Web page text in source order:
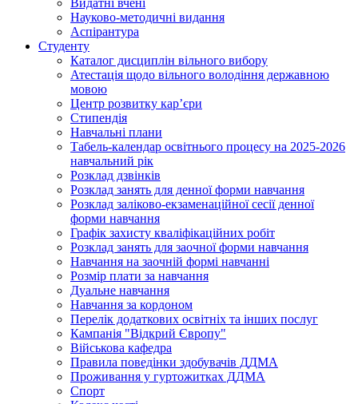
Науково-методичні видання
Аспірантура
Студенту
Каталог дисциплін вільного вибору
Атестація щодо вільного володіння державною
мовою
Центр розвитку кар’єри
Стипендія
Навчальні плани
Табель-календар освітнього процесу на 2025-2026
навчальний рік
Розклад дзвінків
Розклад занять для денної форми навчання
Розклад заліково-екзаменаційної сесії денної
форми навчання
Графік захисту кваліфікаційних робіт
Розклад занять для заочної форми навчання
Навчання на заочній формі навчанні
Розмір плати за навчання
Дуальне навчання
Навчання за кордоном
Перелік додаткових освітніх та інших послуг
Кампанія "Відкрий Європу"
Військова кафедра
Правила поведінки здобувачів ДДМА
Проживання у гуртожитках ДДМА
Спорт